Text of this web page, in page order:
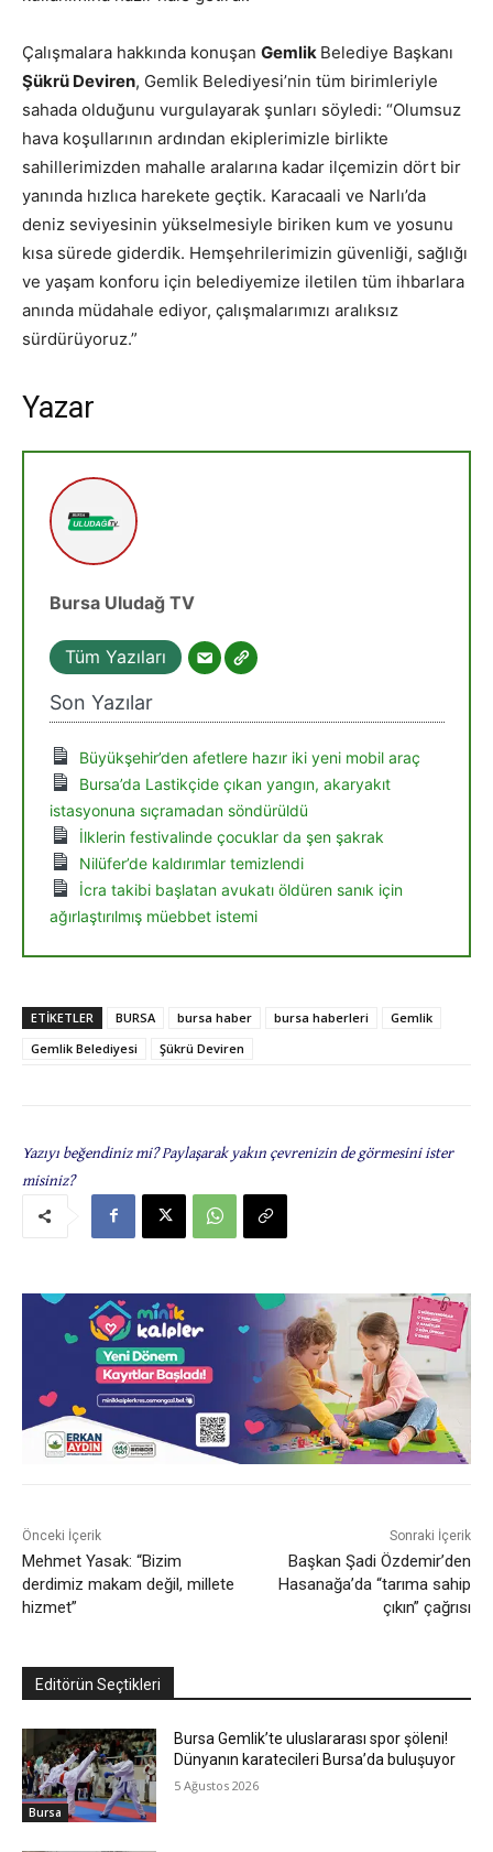
Çalışmalara hakkında konuşan Gemlik Belediye Başkanı
Şükrü Deviren, Gemlik Belediyesi’nin tüm birimleriyle
sahada olduğunu vurgulayarak şunları söyledi: “Olumsuz
hava koşullarının ardından ekiplerimizle birlikte
sahillerimizden mahalle aralarına kadar ilçemizin dört bir
yanında hızlıca harekete geçtik. Karacaali ve Narlı’da
deniz seviyesinin yükselmesiyle biriken kum ve yosunu
kısa sürede giderdik. Hemşehrilerimizin güvenliği, sağlığı
ve yaşam konforu için belediyemize iletilen tüm ihbarlara
anında müdahale ediyor, çalışmalarımızı aralıksız
sürdürüyoruz.”
Yazar
Bursa Uludağ TV
Tüm Yazıları
Son Yazılar
Büyükşehir’den afetlere hazır iki yeni mobil araç
Bursa’da Lastikçide çıkan yangın, akaryakıt
istasyonuna sıçramadan söndürüldü
İlklerin festivalinde çocuklar da şen şakrak
Nilüfer’de kaldırımlar temizlendi
İcra takibi başlatan avukatı öldüren sanık için
ağırlaştırılmış müebbet istemi
ETIKETLER BURSA bursa haber bursa haberleri
Gemlik
Gemlik Belediyesi
Şükrü Deviren
Yazıyı beğendiniz mi? Paylaşarak yakın çevrenizin de görmesini ister
misiniz?
Önceki İçerik
Mehmet Yasak: “Bizim
derdimiz makam değil, millete
hizmet”
Sonraki İçerik
Başkan Şadi Özdemir’den
Hasanağa’da “tarıma sahip
çıkın” çağrısı
Editörün Seçtikleri
Bursa
Bursa Gemlik’te uluslararası spor şöleni!
Dünyanın karatecileri Bursa’da buluşuyor
5 Ağustos 2026